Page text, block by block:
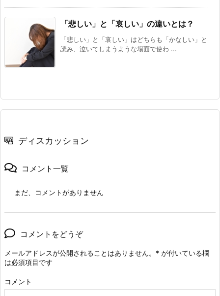
「悲しい」と「哀しい」の違いとは？
「悲しい」と「哀しい」はどちらも「かなしい」と
読み、泣いてしまうような場面で使わ ...
ディスカッション
コメント一覧
まだ、コメントがありません
コメントをどうぞ
メールアドレスが公開されることはありません。 * が付いている欄
は必須項目です
コメント